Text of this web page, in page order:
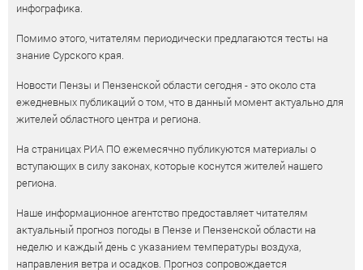
инфографика.
Помимо этого, читателям периодически предлагаются тесты на
знание Сурского края.
Новости Пензы и Пензенской области сегодня - это около ста
ежедневных публикаций о том, что в данный момент актуально для
жителей областного центра и региона.
На страницах РИА ПО ежемесячно публикуются материалы о
вступающих в силу законах, которые коснутся жителей нашего
региона.
Наше информационное агентство предоставляет читателям
актуальный прогноз погоды в Пензе и Пензенской области на
неделю и каждый день с указанием температуры воздуха,
направления ветра и осадков. Прогноз сопровождается